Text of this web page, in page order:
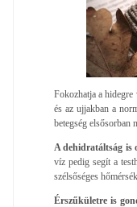
Fokozhatja a hidegre
és az ujjakban a
betegség elsősorban
A dehidratáltság is
víz pedig segít a
szélsőséges
Érszűkületre is